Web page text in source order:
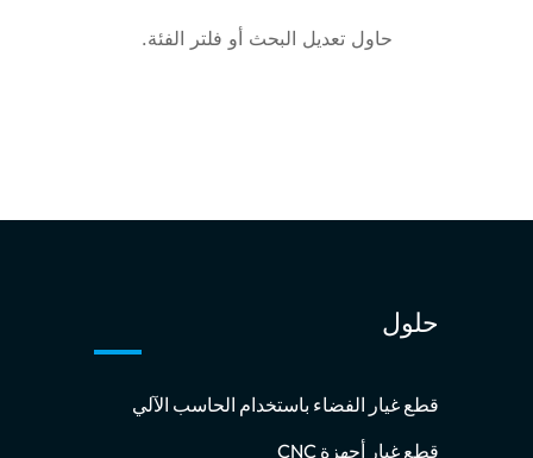
حاول تعديل البحث أو فلتر الفئة.
حلول
قطع غيار الفضاء باستخدام الحاسب الآلي
قطع غيار أجهزة CNC